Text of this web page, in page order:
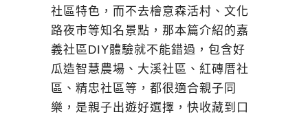
社區特色，而不去檜意森活村、文化
路夜市等知名景點，那本篇介紹的嘉
義社區DIY體驗就不能錯過，包含好
瓜造智慧農場、大溪社區、紅磚厝社
區、精忠社區等，都很適合親子同
樂，是親子出遊好選擇，快收藏到口